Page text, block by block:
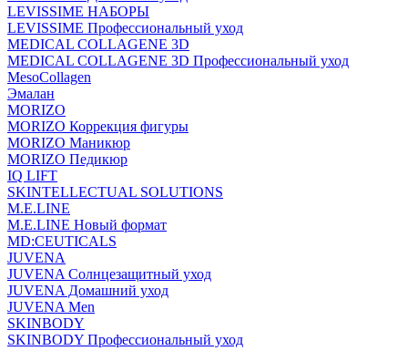
LEVISSIME НАБОРЫ
LEVISSIME Профессиональный уход
MEDICAL COLLAGENE 3D
MEDICAL COLLAGENE 3D Профессиональный уход
MesoCollagen
Эмалан
MORIZO
MORIZO Коррекция фигуры
MORIZO Маникюр
MORIZO Педикюр
IQ LIFT
SKINTELLECTUAL SOLUTIONS
M.E.LINE
M.E.LINE Новый формат
MD:CEUTICALS
JUVENA
JUVENA Солнцезащитный уход
JUVENA Домашний уход
JUVENA Men
SKINBODY
SKINBODY Профессиональный уход